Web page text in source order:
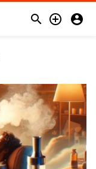
  